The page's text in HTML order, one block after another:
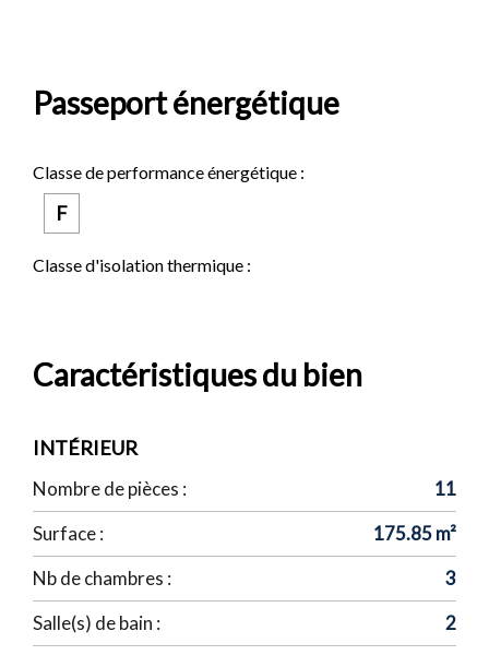
Passeport énergétique
Classe de performance énergétique :
F
Classe d'isolation thermique :
Caractéristiques du bien
INTÉRIEUR
Nombre de pièces :
11
Surface :
175.85 m²
Nb de chambres :
3
Salle(s) de bain :
2